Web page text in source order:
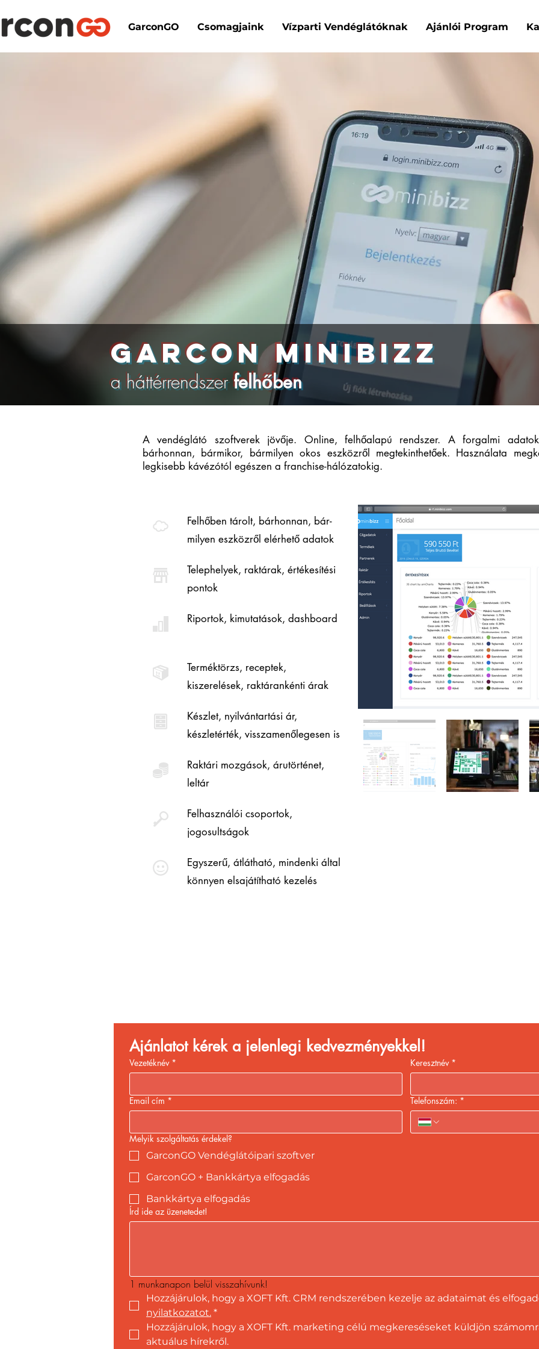
GarconGO Csomagjaink Vízparti Vendéglátóknak Ajánlói Program
garcon minibizz
a háttérrendszerfelhőben
A vendéglátó szoftverek jövője. Online, felhőalapú rendszer. A forgalmi
bárhonnan, bármikor, bármilyen okos eszközről megtekinthetőek. Használata
legkisebb kávézótól egészen a franchise-hálózatokig.
Felhőben tárolt, bárhonnan, bár-
milyen eszközről elérhető adatok
Telephelyek, raktárak, értékesítési
pontok
Riportok, kimutatások, dashboard
Terméktörzs, receptek,
kiszerelések, raktárankénti árak
Készlet, nyilvántartási ár,
készletérték, visszamenőlegesen is
Raktári mozgások, árutörténet,
leltár
Felhasználói csoportok,
jogosultságok
Egyszerű, átlátható, mindenki által
könnyen elsajátítható kezelés
Ajánlatot kérek a jelenlegi kedvezményekkel!
Vezetéknév * Keresztnév *
Email cím * Telefonszám: *
Melyik szolgáltatás érdekel?
GarconGO Vendéglátóipari szoftver
GarconGO + Bankkártya elfogadás
Bankkártya elfogadás
Írd ide az üzenetedet!
1 munkanapon belül visszahívunk!
Hozzájárulok, hogy a XOFT Kft. CRM rendszerében kezelje az adataimat és
nyilatkozatot. *
Hozzájárulok, hogy a XOFT Kft. marketing célú megkereséseket küldjön
aktuálus hírekről.